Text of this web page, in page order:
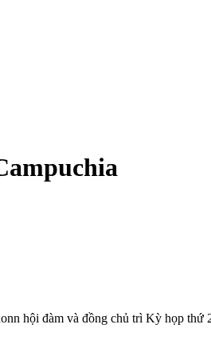
hội đàm và đồng chủ trì Kỳ họp